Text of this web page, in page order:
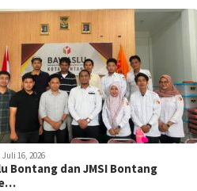
Juli 16, 2026
Bontang dan JMSI Bontang